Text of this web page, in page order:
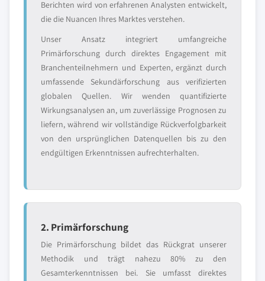
Berichten wird von erfahrenen Analysten entwickelt,
die die Nuancen Ihres Marktes verstehen.
Unser Ansatz integriert umfangreiche
Primärforschung durch direktes Engagement mit
Branchenteilnehmern und Experten, ergänzt durch
umfassende Sekundärforschung aus verifizierten
globalen Quellen. Wir wenden quantifizierte
Wirkungsanalysen an, um zuverlässige Prognosen zu
liefern, während wir vollständige Rückverfolgbarkeit
von den ursprünglichen Datenquellen bis zu den
endgültigen Erkenntnissen aufrechterhalten.
2. Primärforschung
Die Primärforschung bildet das Rückgrat unserer
Methodik und trägt nahezu 80% zu den
Gesamterkenntnissen bei. Sie umfasst direktes